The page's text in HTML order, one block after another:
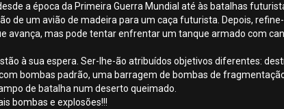
a época da Primeira Guerra Mundial até às batalhas
de um avião de madeira para um caça futurista. Depois,
avança, mas pode tentar enfrentar um tanque armado com
à sua espera. Ser-lhe-ão atribuídos objetivos diferentes:
bombas padrão, uma barragem de bombas de
de batalha num deserto queimado.
bombas e explosões!!!